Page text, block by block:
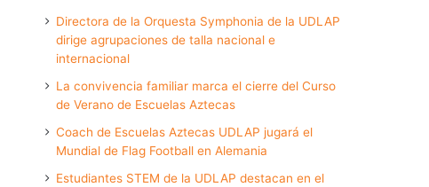
Directora de la Orquesta Symphonia de la UDLAP
dirige agrupaciones de talla nacional e
internacional
La convivencia familiar marca el cierre del Curso
de Verano de Escuelas Aztecas
Coach de Escuelas Aztecas UDLAP jugará el
Mundial de Flag Football en Alemania
Estudiantes STEM de la UDLAP destacan en el